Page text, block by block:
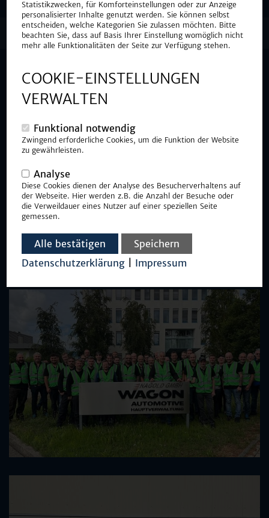
CONCAD - Aktuell
Team CONCAD unterwegs
GmbH am 04.07.2023 geladen.
Bereits um 07.00 Uhr war Abfahrt mit dem Bus in Walldürn.
Uhr startete die 2 1/2 stündige hochinteressante Führung durch die
Produktionshallen der WAGON Automotive GmbH in Nagold. Nach der
Rückfahrt ließ man den Tag bei einem gemeinsamen Abendessen im
Gasthaus "Zum Ochsen" in Höpfingen ausklingen.
Bereits am Freitag, 30.06.2023 war unsere Werksfussballmannschaft
waren unsere Jungs dem Team der Firma Weiss GmbH mit 0:5
allerdings klar unterlegen.
Statistikzwecken, für Komforteinstellungen oder zur Anzeige
personalisierter Inhalte genutzt werden. Sie können selbst
entscheiden, welche Kategorien Sie zulassen möchten. Bitte
beachten Sie, dass auf Basis Ihrer Einstellung womöglich nicht
mehr alle Funktionalitäten der Seite zur Verfügung stehen.
COOKIE-EINSTELLUNGEN
VERWALTEN
Funktional notwendig
Zwingend erforderliche Cookies, um die Funktion der Website
zu gewährleisten.
Analyse
Diese Cookies dienen der Analyse des Besucherverhaltens auf
der Webseite. Hier werden z.B. die Anzahl der Besuche oder
die Verweildauer eines Nutzer auf einer speziellen Seite
gemessen.
Alle bestätigen
Speichern
Datenschutzerklärung
Impressum